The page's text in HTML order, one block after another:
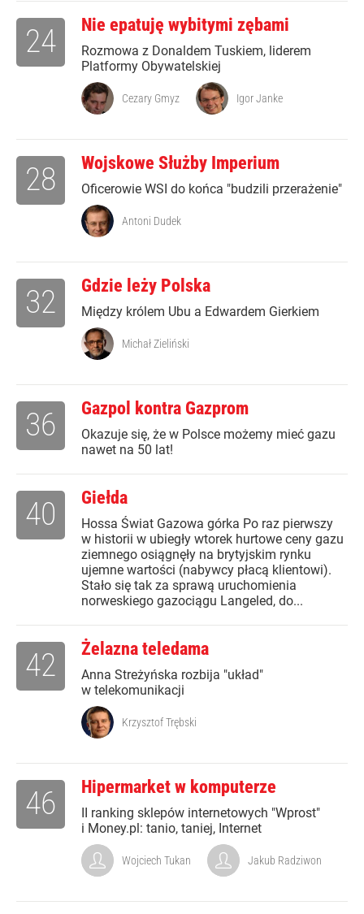
Nie epatuję wybitymi zębami
Rozmowa z Donaldem Tuskiem, liderem
Platformy Obywatelskiej
24
Cezary Gmyz Igor Janke
Wojskowe Służby Imperium
Oficerowie WSI do końca "budzili przerażenie"
28
Antoni Dudek
Gdzie leży Polska
Między królem Ubu a Edwardem Gierkiem
32
Michał Zieliński
Gazpol kontra Gazprom
Okazuje się, że w Polsce możemy mieć gazu
nawet na 50 lat!
36
Giełda
Hossa Świat Gazowa górka Po raz pierwszy
w historii w ubiegły wtorek hurtowe ceny gazu
ziemnego osiągnęły na brytyjskim rynku
ujemne wartości (nabywcy płacą klientowi).
Stało się tak za sprawą uruchomienia
norweskiego gazociągu Langeled, do...
40
Żelazna teledama
Anna Streżyńska rozbija "układ"
w telekomunikacji
42
Krzysztof Trębski
Hipermarket w komputerze
II ranking sklepów internetowych "Wprost"
i Money.pl: tanio, taniej, Internet
46
Wojciech Tukan Jakub Radziwon